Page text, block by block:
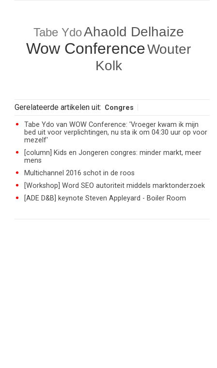
Tabe YdoAhaold Delhaize
Wow ConferenceWouter
Kolk
Gerelateerde artikelen uit: Congres
Tabe Ydo van WOW Conference: 'Vroeger kwam ik mijn
bed uit voor verplichtingen, nu sta ik om 04:30 uur op voor
mezelf'
[column] Kids en Jongeren congres: minder markt, meer
mens
Multichannel 2016 schot in de roos
[Workshop] Word SEO autoriteit middels marktonderzoek
[ADE D&B] keynote Steven Appleyard - Boiler Room